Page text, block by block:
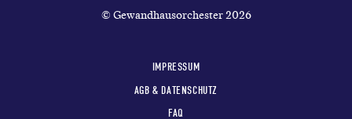
© Gewandhausorchester 2026
IMPRESSUM
AGB & DATENSCHUTZ
FAQ